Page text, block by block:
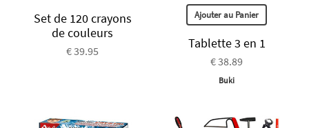
Set de 120 crayons
de couleurs
€ 39.95
Ajouter au Panier
Tablette 3 en 1
€ 38.89
Buki